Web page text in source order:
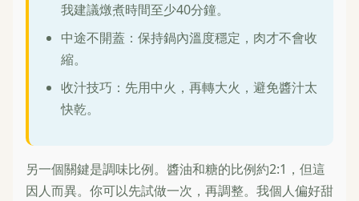
我建議燉煮時間至少40分鐘。
中途不開蓋：保持鍋內溫度穩定，肉才不會收
縮。
收汁技巧：先用中火，再轉大火，避免醬汁太
快乾。
另一個關鍵是調味比例。醬油和糖的比例約2:1，但這
因人而異。你可以先試做一次，再調整。我個人偏好甜